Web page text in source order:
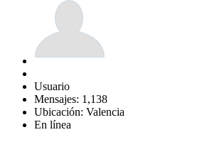
Usuario
Mensajes: 1,138
Ubicación: Valencia
En línea